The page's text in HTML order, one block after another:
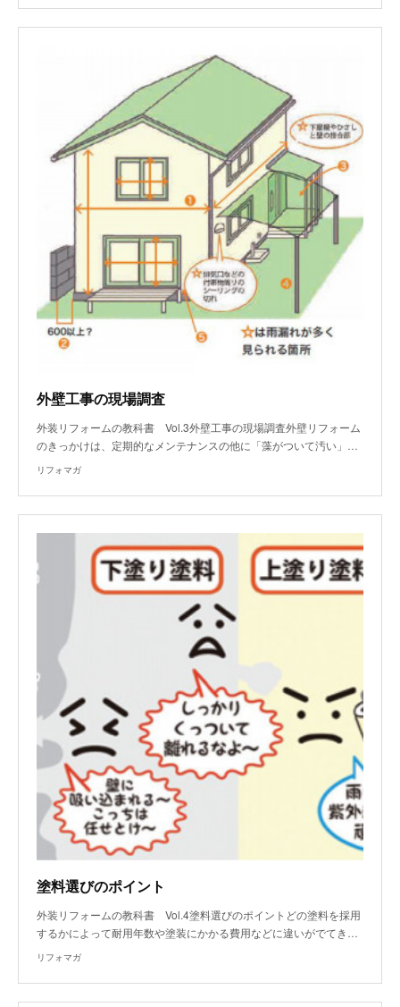
外壁工事の現場調査
外装リフォームの教科書 Vol.3外壁工事の現場調査外壁リフォーム
のきっかけは、定期的なメンテナンスの他に「藻がついて汚い」…
リフォマガ
塗料選びのポイント
外装リフォームの教科書 Vol.4塗料選びのポイントどの塗料を採用
するかによって耐用年数や塗装にかかる費用などに違いがでてき…
リフォマガ